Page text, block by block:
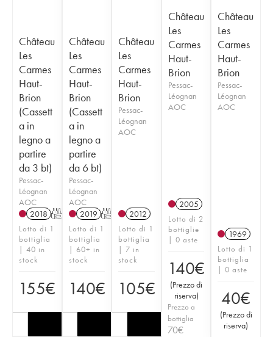
Château
Les
Carmes
Haut-
Brion
(Cassett
a in
legno a
partire
da 3 bt)
Pessac-
Léognan
AOC
2018 T
Lotto di 1
bottiglia
| 40 in
stock
155€
Château
Les
Carmes
Haut-
Brion
(Cassett
a in
legno a
partire
da 6 bt)
Pessac-
Léognan
AOC
2019 T
Lotto di 1
bottiglia
| 60+ in
stock
140€
Château
Les
Carmes
Haut-
Brion
Pessac-
Léognan
AOC
2012
Lotto di 1
bottiglia
| 7 in
stock
105€
Château
Les
Carmes
Haut-
Brion
Pessac-
Léognan
AOC
2005
Lotto di 2
bottiglie
| 0 aste
140€
(Prezzo di
riserva)
Prezzo a
bottiglia
70€
Château
Les
Carmes
Haut-
Brion
Pessac-
Léognan
AOC
1969
Lotto di 1
bottiglia
| 0 aste
40€
(Prezzo di
riserva)